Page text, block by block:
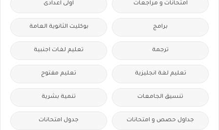
امتحانات و مراجعات اولى اعدادى
برامج بوكليت الثانوية العامة
ترجمة تعليم لغات اجنبية
تعليم لغة انجليزية تعليم مفتوح
تنسيق الجامعات تنمية بشرية
جداول حصص و امتحانات جدول امتحانات